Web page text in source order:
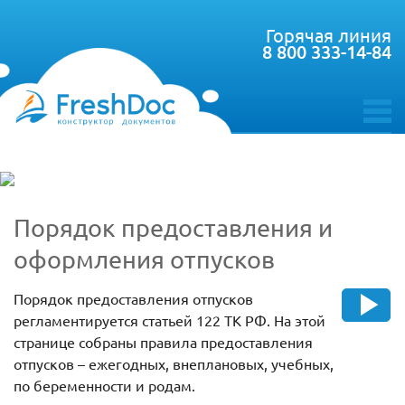
toggle
Горячая линия
8 800 333-14-84
Порядок предоставления и
оформления отпусков
Порядок предоставления отпусков
регламентируется статьей 122 ТК РФ. На этой
странице собраны правила предоставления
отпусков – ежегодных, внеплановых, учебных,
по беременности и родам.